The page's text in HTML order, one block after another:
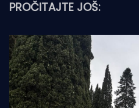
PROČITAJTE JOŠ: